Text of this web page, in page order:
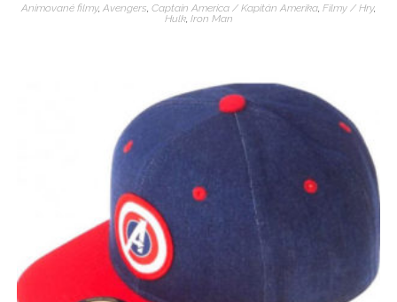
Animované filmy, Avengers Captain America / Kapitán Amerika Filmy / Hry,
Hulk, Iron Man